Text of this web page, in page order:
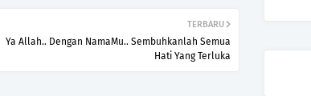
TERBARU
Ya Allah.. Dengan NamaMu.. Sembuhkanlah Semua
Hati Yang Terluka